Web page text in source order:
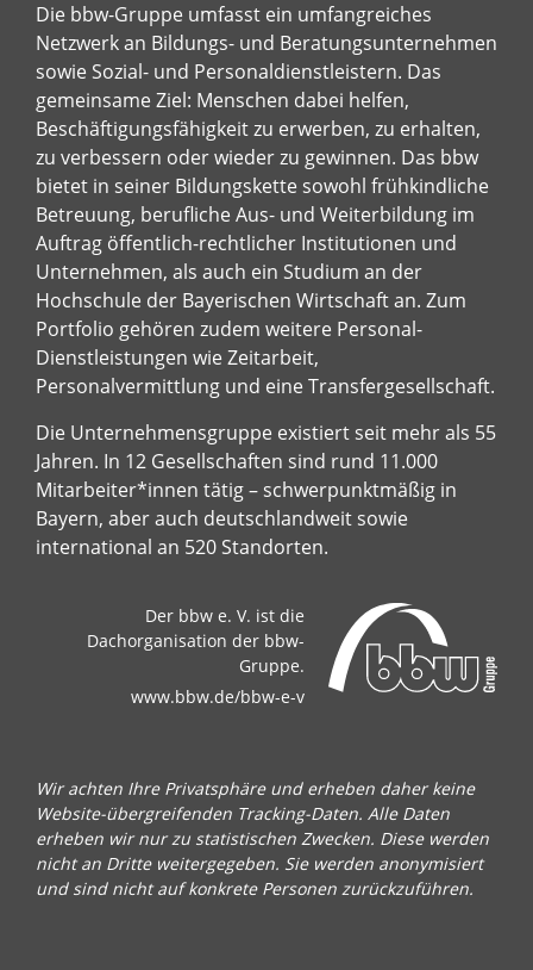
Die bbw-Gruppe umfasst ein umfangreiches
Netzwerk an Bildungs- und Beratungsunternehmen
sowie Sozial- und Personaldienstleistern. Das
gemeinsame Ziel: Menschen dabei helfen,
Beschäftigungsfähigkeit zu erwerben, zu erhalten,
zu verbessern oder wieder zu gewinnen. Das bbw
bietet in seiner Bildungskette sowohl frühkindliche
Betreuung, berufliche Aus- und Weiterbildung im
Auftrag öffentlich-rechtlicher Institutionen und
Unternehmen, als auch ein Studium an der
Hochschule der Bayerischen Wirtschaft an. Zum
Portfolio gehören zudem weitere Personal-
Dienstleistungen wie Zeitarbeit,
Personalvermittlung und eine Transfergesellschaft.
Die Unternehmensgruppe existiert seit mehr als 55
Jahren. In 12 Gesellschaften sind rund 11.000
Mitarbeiter*innen tätig – schwerpunktmäßig in
Bayern, aber auch deutschlandweit sowie
international an 520 Standorten.
Der bbw e. V. ist die
Dachorganisation der bbw-
Gruppe.
www.bbw.de/bbw-e-v
Wir achten Ihre Privatsphäre und erheben daher keine
Website-übergreifenden Tracking-Daten. Alle Daten
erheben wir nur zu statistischen Zwecken. Diese werden
nicht an Dritte weitergegeben. Sie werden anonymisiert
und sind nicht auf konkrete Personen zurückzuführen.